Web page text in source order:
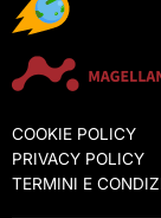
COOKIE POLICY
PRIVACY POLICY
TERMINI E